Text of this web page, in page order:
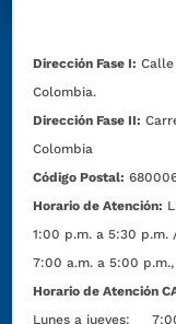
Dirección Fase I: Calle
Colombia.
Dirección Fase II:
Colombia
Código Postal:
Horario de Atención:
1:00 p.m. a 5:30 p.m.
7:00 a.m. a 5:00
Horario de Atención
Lunes a jueves: